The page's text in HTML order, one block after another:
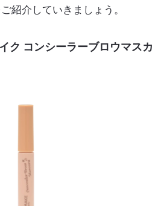
紹介していきましょう。
ク コンシーラーブロウマスカ